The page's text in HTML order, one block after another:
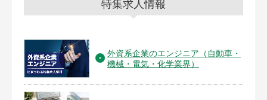
特集求人情報
外資系企業のエンジニア（自動車・
機械・電気・化学業界）